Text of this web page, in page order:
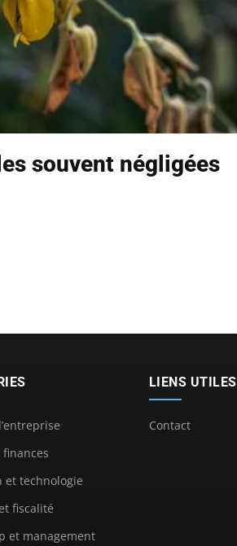
souvent négligées
finances
et technologie
fiscalité
et management
LIENS UTILES
Contact